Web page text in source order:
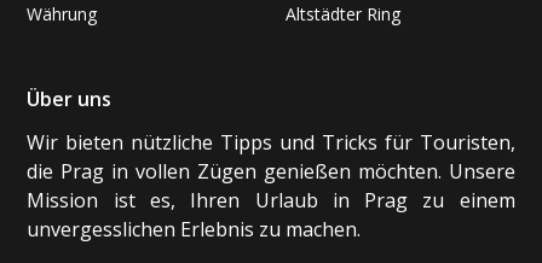
Währung
Altstädter Ring
Über uns
Wir bieten nützliche Tipps und Tricks für Touristen,
die Prag in vollen Zügen genießen möchten. Unsere
Mission ist es, Ihren Urlaub in Prag zu einem
unvergesslichen Erlebnis zu machen.